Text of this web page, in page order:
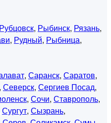
Рубцовск, Рыбинск, Рязань,
, Рудный, Рыбница,
, Саранск, Саратов,
, Северск, Сергиев Посад,
, Сочи, Ставрополь,
Сургут, Сызрань,